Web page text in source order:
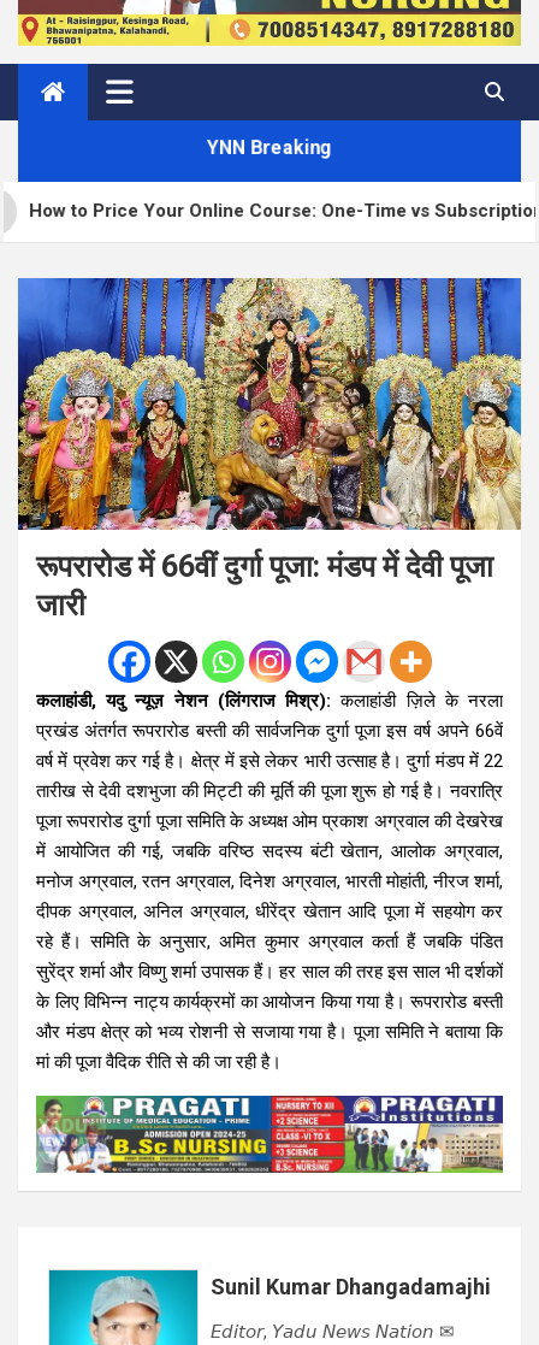
YNN Breaking
Your Online Course: One-Time vs Subscription vs
रूपरारोड में 66वीं दुर्गा पूजा: मंडप में देवी पूजा
जारी
कलाहांडी, यदु न्यूज़ नेशन (लिंगराज मिश्र): कलाहांडी ज़िले के नरला
प्रखंड अंतर्गत रूपरारोड बस्ती की सार्वजनिक दुर्गा पूजा इस वर्ष अपने 66वें
वर्ष में प्रवेश कर गई है। क्षेत्र में इसे लेकर भारी उत्साह है। दुर्गा मंडप में 22
तारीख से देवी दशभुजा की मिट्टी की मूर्ति की पूजा शुरू हो गई है। नवरात्रि
पूजा रूपरारोड दुर्गा पूजा समिति के अध्यक्ष ओम प्रकाश अग्रवाल की देखरेख
में आयोजित की गई, जबकि वरिष्ठ सदस्य बंटी खेतान, आलोक अग्रवाल,
मनोज अग्रवाल, रतन अग्रवाल, दिनेश अग्रवाल, भारती मोहांती, नीरज शर्मा,
दीपक अग्रवाल, अनिल अग्रवाल, धीरेंद्र खेतान आदि पूजा में सहयोग कर
रहे हैं। समिति के अनुसार, अमित कुमार अग्रवाल कर्ता हैं जबकि पंडित
सुरेंद्र शर्मा और विष्णु शर्मा उपासक हैं। हर साल की तरह इस साल भी दर्शकों
के लिए विभिन्न नाट्य कार्यक्रमों का आयोजन किया गया है। रूपरारोड बस्ती
और मंडप क्षेत्र को भव्य रोशनी से सजाया गया है। पूजा समिति ने बताया कि
मां की पूजा वैदिक रीति से की जा रही है।
Sunil Kumar Dhangadamajhi
𝘌𝘥𝘪𝘵𝘰𝘳, 𝘠𝘢𝘥𝘶 𝘕𝘦𝘸𝘴 𝘕𝘢𝘵𝘪𝘰𝘯 ✉